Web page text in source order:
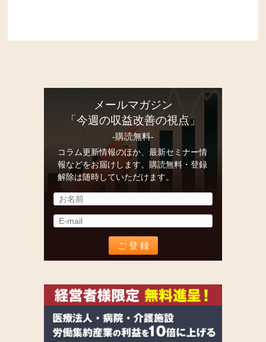
メールマガジン
「今週の収益改善の視点」
-購読無料-
コラム更新情報のほか、最新セミナー情
報などをお届けします。購読無料・登録
解除は随時していただけます。